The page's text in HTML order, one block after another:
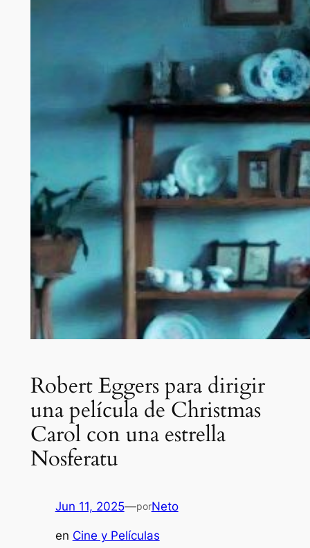
Robert Eggers para dirigir
una película de Christmas
Carol con una estrella
Nosferatu
Jun 11, 2025—porNeto
en Cine y Películas